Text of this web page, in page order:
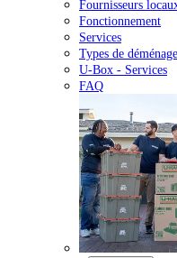
Fournisseurs
Fonctionnement
Services
Types de
U-Box - Services
FAQ